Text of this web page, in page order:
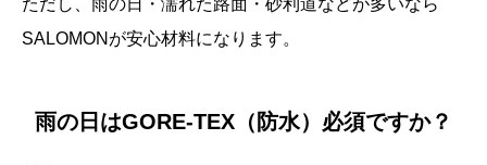
ただし、雨の日・濡れた路面・砂利道などが多いなら
SALOMONが安心材料になります。
雨の日はGORE-TEX（防水）必須ですか？